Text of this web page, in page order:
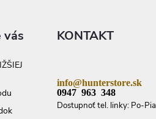
vás KONTAKT
info@hunterstore.sk
0947 963 348
Dostupnoť tel. linky: Po-Pia